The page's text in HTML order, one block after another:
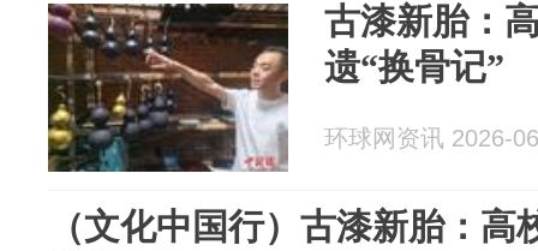
古漆新胎：
遗“换骨记”
环球网资讯 2026-
（文化中国行）古漆新胎：高